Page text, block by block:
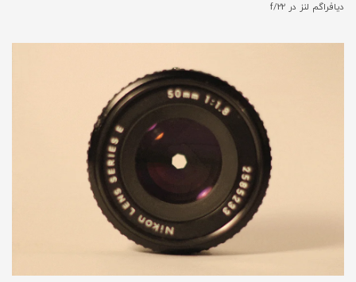
دیافراگم لنز در f/22